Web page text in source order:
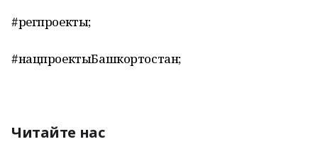
#регпроекты;
#нацпроектыБашкортостан;
Читайте нас